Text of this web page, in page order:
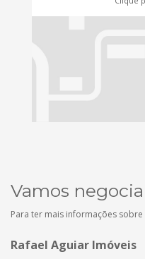
Vamos
Para ter mais informações
Rafael Aguiar Imóveis